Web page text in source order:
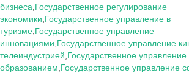
бизнеса Государственное регулирование
экономики Государственное управление в
туризме Государственное управление
инновациями Государственное управление
телеиндустрией Государственное управление
образованием Государственное управление